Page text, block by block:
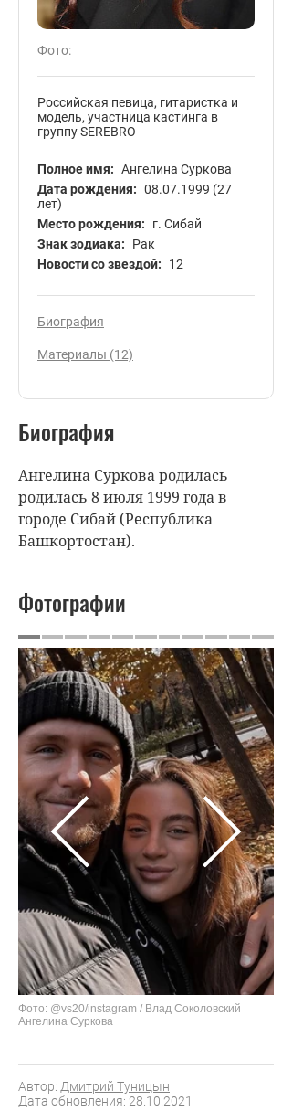
Фото:
Российская певица, гитаристка и
модель, участница кастинга в
группу SEREBRO
Полное имя: Ангелина Суркова
Дата рождения: 08.07.1999 (27
лет)
Место рождения:
г. Сибай
Знак зодиака:
Рак
Новости со звездой:
12
Биография
Материалы (12)
Биография
Ангелина Суркова родилась
родилась 8 июля 1999 года в
городе Сибай (Республика
Башкортостан).
Фотографии
Фото: @vs20/instagram / Влад Соколовский
Ангелина Суркова
Автор: Дмитрий Туницын
Дата обновления: 28.10.2021